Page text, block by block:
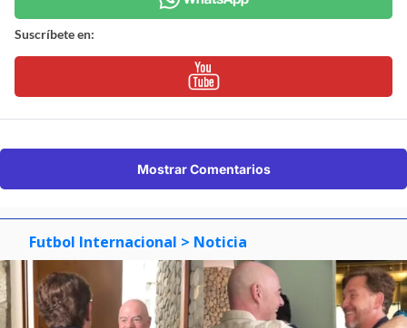
Suscríbete en:
Mostrar Comentarios
Futbol Internacional > Noticia